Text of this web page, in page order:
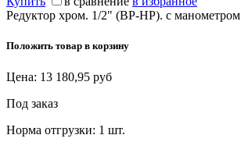
Редуктор хром. 1/2" (ВР-НР). с манометром
Положить товар в корзину
Цена: 13 180,95 руб
Под заказ
Норма отгрузки: 1 шт.